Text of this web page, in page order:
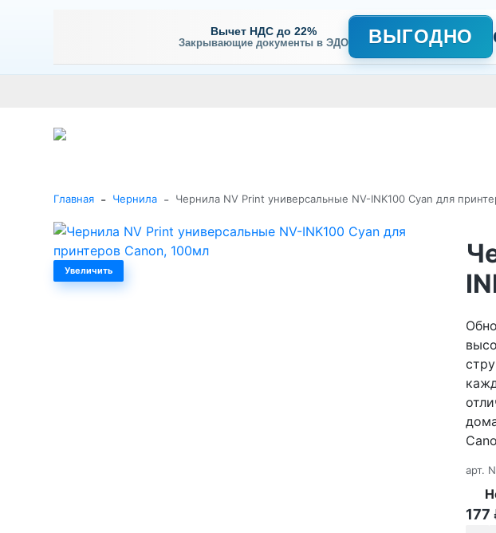
Вычет НДС до 22%
Закрывающие документы в ЭДО ВЫГОДНО
Главная - Чернила - Чернила NV Print универсальные NV-INK100 Cyan для
Увеличить
арт.
177